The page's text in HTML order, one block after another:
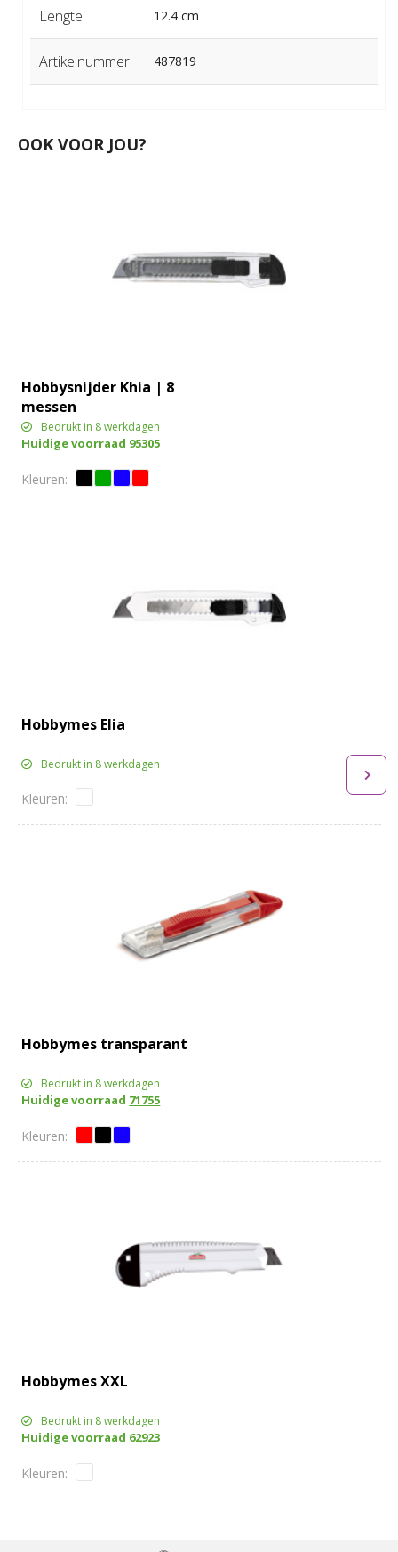
Lengte 12.4 cm
Artikelnummer 487819
OOK VOOR JOU?
Hobbysnijder Khia | 8
messen
Bedrukt in 8 werkdagen
Huidige voorraad 95305
Hobbymes Elia
Bedrukt in 8 werkdagen
Hobbymes transparant
Bedrukt in 8 werkdagen
Huidige voorraad 71755
Hobbymes XXL
Bedrukt in 8 werkdagen
Huidige voorraad 62923